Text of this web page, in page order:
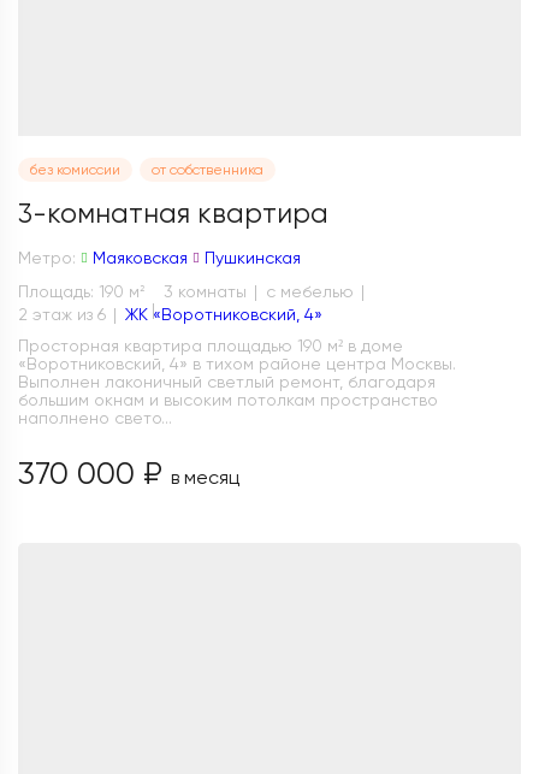
без комиссии от собственника
3-комнатная квартира
Метро: Маяковская
Пушкинская
Площадь: 190 м 2 3 комнаты
с мебелью
2 этаж из 6
ЖК «Воротниковский, 4»
Просторная квартира площадью 190 м² в доме
«Воротниковский, 4» в тихом районе центра Москвы.
Выполнен лаконичный светлый ремонт, благодаря
большим окнам и высоким потолкам пространство
наполнено свето...
370 000 ₽ в месяц